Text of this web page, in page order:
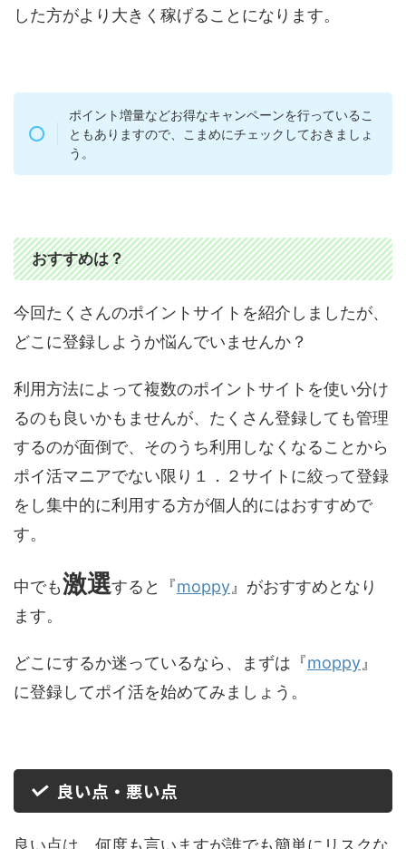
した方がより大きく稼げることになります。
ポイント増量などお得なキャンペーンを行っているこ
ともありますので、こまめにチェックしておきましょ
う。
おすすめは？
今回たくさんのポイントサイトを紹介しましたが、
どこに登録しようか悩んでいませんか？
利用方法によって複数のポイントサイトを使い分け
るのも良いかもませんが、たくさん登録しても管理
するのが面倒で、そのうち利用しなくなることから
ポイ活マニアでない限り１．２サイトに絞って登録
をし集中的に利用する方が個人的にはおすすめで
す。
中でも激選すると『moppy』がおすすめとなり
ます。
どこにするか迷っているなら、まずは『moppy』
に登録してポイ活を始めてみましょう。
良い点・悪い点
良い点は、何度も言いますが誰でも簡単にリスクな